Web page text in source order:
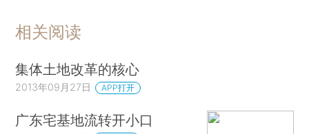
相关阅读
集体土地改革的核心
2013年09月27日 APP打开
广东宅基地流转开小口